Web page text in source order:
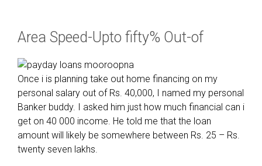
Area Speed-Upto fifty% Out-of
Once i is planning take out home financing on my
personal salary out of Rs. 40,000, I named my personal
Banker buddy. I asked him just how much financial can i
get on 40 000 income. He told me that the loan
amount will likely be somewhere between Rs. 25 – Rs.
twenty seven lakhs.